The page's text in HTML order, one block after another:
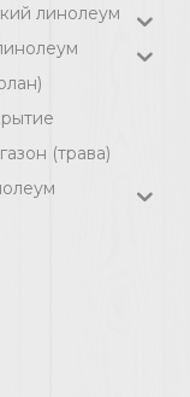
линолеум
(трава)